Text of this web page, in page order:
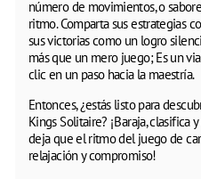
número de movimientos, o
ritmo. Comparta sus estrategias
sus victorias como un logro
más que un mero juego; Es un
clic en un paso hacia la maestría.
Entonces, ¿estás listo para
Kings Solitaire? ¡Baraja, clasifica
deja que el ritmo del juego de
relajación y compromiso!